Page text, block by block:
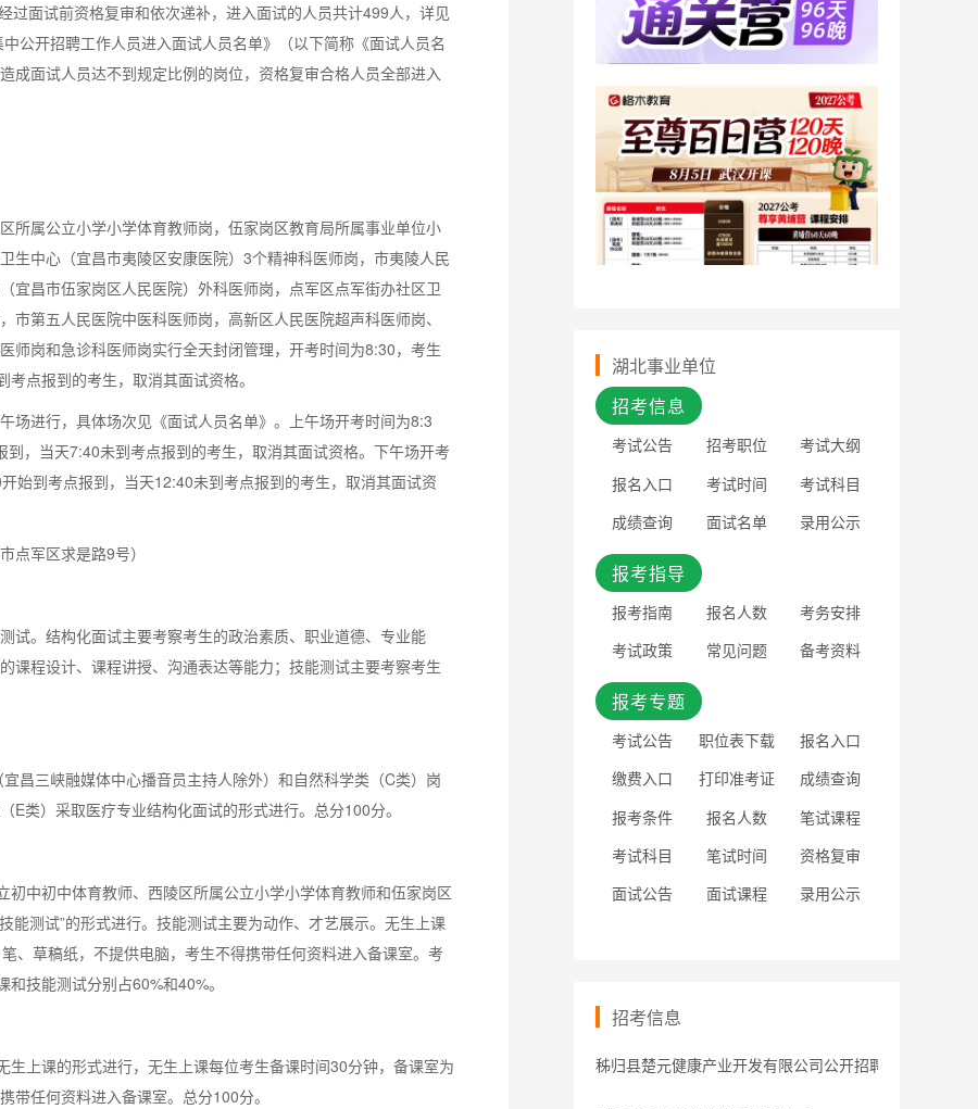
面试前资格复审和依次递补，进入面试的人员共计499人，详见
公开招聘工作人员进入面试人员名单》（以下简称《面试人员名
成面试人员达不到规定比例的岗位，资格复审合格人员全部进入
属公立小学小学体育教师岗，伍家岗区教育局所属事业单位小
生中心（宜昌市夷陵区安康医院）3个精神科医师岗，市夷陵人民
宜昌市伍家岗区人民医院）外科医师岗，点军区点军街办社区卫
第五人民医院中医科医师岗，高新区人民医院超声科医师岗、
师岗和急诊科医师岗实行全天封闭管理，开考时间为8:30，考生
点报到的考生，取消其面试资格。
进行，具体场次见《面试人员名单》。上午场开考时间为8:3
，当天7:40未到考点报到的考生，取消其面试资格。下午场开考
始到考点报到，当天12:40未到考点报到的考生，取消其面试资
军区求是路9号）
。结构化面试主要考察考生的政治素质、职业道德、专业能
课程设计、课程讲授、沟通表达等能力；技能测试主要考察考生
三峡融媒体中心播音员主持人除外）和自然科学类（C类）岗
类）采取医疗专业结构化面试的形式进行。总分100分。
中初中体育教师、西陵区所属公立小学小学体育教师和伍家岗区
能测试”的形式进行。技能测试主要为动作、才艺展示。无生上课
、草稿纸，不提供电脑，考生不得携带任何资料进入备课室。考
技能测试分别占60%和40%。
上课的形式进行，无生上课每位考生备课时间30分钟，备课室为
带任何资料进入备课室。总分100分。
湖北事业单位
招考信息
考试公告 招考职位 考试大纲
报名入口 考试时间 考试科目
成绩查询 面试名单 录用公示
报考指导
报考指南 报名人数 考务安排
考试政策 常见问题 备考资料
报考专题
考试公告 职位表下载 报名入口
缴费入口 打印准考证 成绩查询
报考条件 报名人数 笔试课程
考试科目 笔试时间 资格复审
面试公告 面试课程 录用公示
招考信息
秭归县楚元健康产业开发有限公司公开招聘工作人员笔